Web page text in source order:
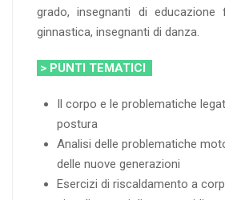
grado, insegnanti di
ginnastica, insegnanti di danza.
> PUNTI TEMATICI
Il corpo e le problematiche
postura
Analisi delle problematiche
delle nuove generazioni
Esercizi di riscaldamento a